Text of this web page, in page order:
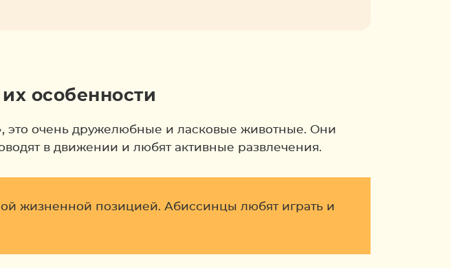
особенности
это очень дружелюбные и ласковые животные. Они
в движении и любят активные развлечения.
жизненной позицией. Абиссинцы любят играть и